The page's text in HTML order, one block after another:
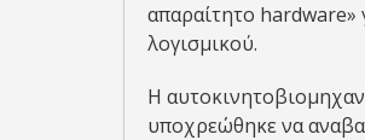
απαραίτητο hardware»
λογισμικού.
Η
υποχρεώθηκε να